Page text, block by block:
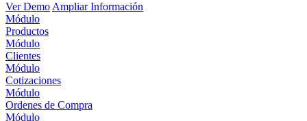
Ver Demo Ampliar Información
Módulo
Productos
Módulo
Clientes
Módulo
Cotizaciones
Módulo
Ordenes de Compra
Módulo